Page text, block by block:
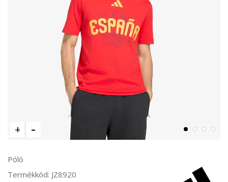
Póló
Termékkód: JZ8920